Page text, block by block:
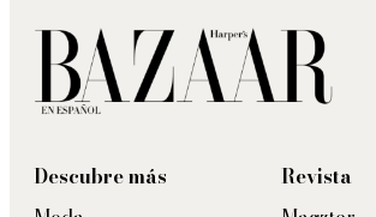
Descubre más
Revista